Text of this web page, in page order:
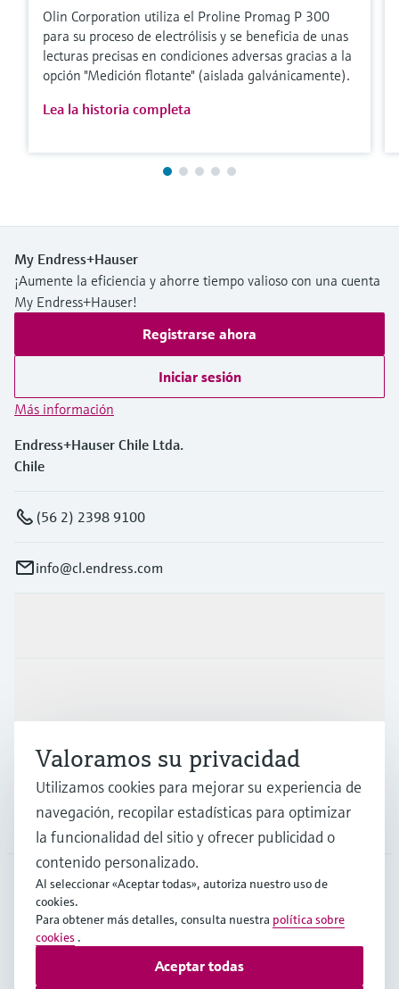
Olin Corporation utiliza el Proline Promag P 300
para su proceso de electrólisis y se beneficia de unas
lecturas precisas en condiciones adversas gracias a la
opción "Medición flotante" (aislada galvánicamente).
Lea la historia completa
My Endress+Hauser
¡Aumente la eficiencia y ahorre tiempo valioso con una cuenta
My Endress+Hauser!
Registrarse ahora
Iniciar sesión
Más información
Endress+Hauser Chile Ltda.
Chile
(56 2) 2398 9100
info@cl.endress.com
Soporte
Compañía
CHL
Copyright © Endress+Hauser Group Services AG
Valoramos su privacidad
Utilizamos cookies para mejorar su experiencia de
navegación, recopilar estadísticas para optimizar
la funcionalidad del sitio y ofrecer publicidad o
contenido personalizado.
Al seleccionar «Aceptar todas», autoriza nuestro uso de
cookies.
Para obtener más detalles, consulta nuestra política sobre
cookies .
Aceptar todas